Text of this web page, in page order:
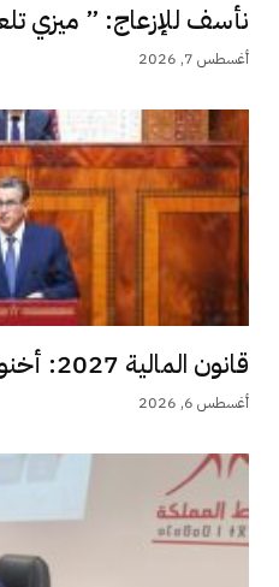
نأسف للإزعاج: ” ميزي
أغسطس 7, 2026
قانون المالية 2027: أخنوش يبقي على دعم...
أغسطس 6, 2026